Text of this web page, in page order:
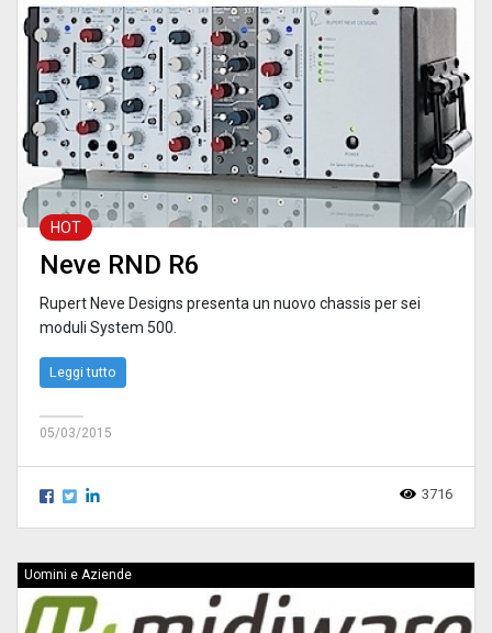
HOT
Neve RND R6
Rupert Neve Designs presenta un nuovo chassis per sei
moduli System 500.
Leggi tutto
05/03/2015
3716
Uomini e Aziende